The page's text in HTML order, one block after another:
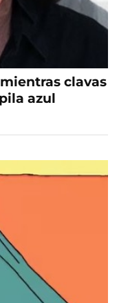
clavas
azul